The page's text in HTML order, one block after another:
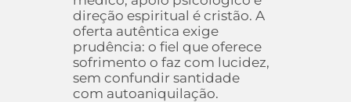
direção espiritual é cristão. A
oferta autêntica exige
prudência: o fiel que oferece
sofrimento o faz com lucidez,
sem confundir santidade
com autoaniquilação.